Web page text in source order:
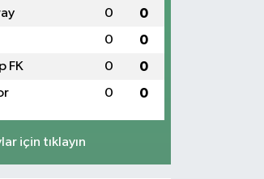
0 0
0 0
FK 0 0
0 0
için tıklayın